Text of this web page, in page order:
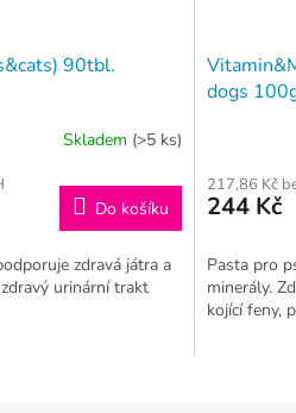
90tbl.
Skladem (>5 ks)
Do košíku
zdravá játra a
urinární trakt
dogs
217,86 Kč
244 Kč
Pasta pro
minerály.
kojící feny,